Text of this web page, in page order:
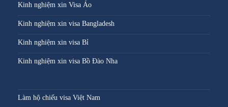
Kinh nghiệm xin Visa Áo
Kinh nghiệm xin visa Bangladesh
Kinh nghiệm xin visa Bỉ
Kinh nghiệm xin visa Bồ Đào Nha
Làm hộ chiếu visa Việt Nam